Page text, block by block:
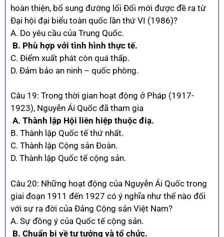
hoàn thiện, bổ sung đường lối Đổi mới được đề ra từ
Đại hội đại biểu toàn quốc lần thứ VI (1986)?
A. Do yêu cầu của Trung Quốc.
B. Phù hợp với tình hình thực tế.
C. Điểm xuất phát còn quá thấp.
D. Đảm bảo an ninh – quốc phòng.
Câu 19: Trong thời gian hoạt động ở Pháp (1917-
1923), Nguyễn Ái Quốc đã tham gia
A. Thành lập Hội liên hiệp thuộc điạ.
B. Thành lập Quốc tế thứ nhất.
C. Thành lập Cộng sản Đoàn.
D. Thành lập Quốc tế cộng sản.
Câu 20: Những hoạt động của Nguyễn Ái Quốc trong
giai đoạn 1911 đến 1927 có ý nghĩa như thế nào đối
với sự ra đời của Đảng Cộng sản Việt Nam?
A. Sự đồng ý của Quốc tế cộng sản.
B. Chuẩn bị về tư tưởng và tổ chức.